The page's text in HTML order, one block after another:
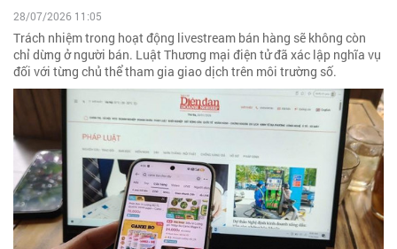
28/07/2026 11:05
Trách nhiệm trong hoạt động livestream bán hàng sẽ không còn
chỉ dừng ở người bán. Luật Thương mại điện tử đã xác lập nghĩa vụ
đối với từng chủ thể tham gia giao dịch trên môi trường số.